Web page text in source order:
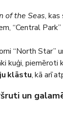
of the Seas, kas
“Central
“North Star”
kuģi, piemēroti
klāstu, kā arī
un